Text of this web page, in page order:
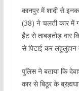
कानपुर में शादी से
(38) ने चलती कार में
ईंट से ताबड़तोड़ वार
से पिटाई कर लहूलुहान
पुलिस ने बताया कि
कार से बिठूर के